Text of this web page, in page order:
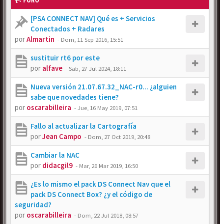
[PSA CONNECT NAV] Qué es + Servicios
Conectados + Radares
porAlmartin - Dom, 11 Sep 2016, 15:51
sustituir rt6 por este
por alfave -Sab, 27 Jul 2024, 18:11
Nueva versión 21.07.67.32_NAC-r0... ¿alguien
sabe que novedades tiene?
por oscarabilleira -Jue, 16 May 2019, 07:51
Fallo al actualizar la Cartografía
porJean Campo - Dom, 27 Oct 2019, 20:48
Cambiar la NAC
por didacgil9 - Mar, 26 Mar 2019, 16:50
¿Es lo mismo el pack DS Connect Nav que el
pack DS Connect Box? ¿y el código de
seguridad?
por oscarabilleira - Dom, 22 Jul 2018, 08:57